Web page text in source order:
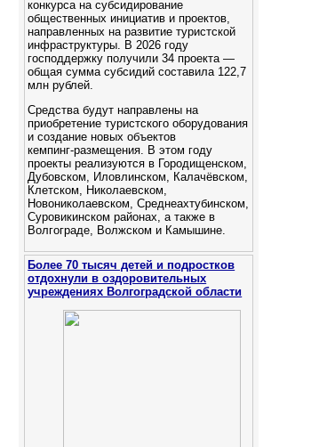
конкурса на субсидирование
общественных инициатив и проектов,
направленных на развитие туристской
инфраструктуры. В 2026 году
господдержку получили 34 проекта —
общая сумма субсидий составила 122,7
млн рублей.
Средства будут направлены на
приобретение туристского оборудования
и создание новых объектов
кемпинг‑размещения. В этом году
проекты реализуются в Городищенском,
Дубовском, Иловлинском, Калачёвском,
Клетском, Николаевском,
Новониколаевском, Среднеахтубинском,
Суровикинском районах, а также в
Волгограде, Волжском и Камышине.
Более 70 тысяч детей и подростков
отдохнули в оздоровительных
учреждениях Волгоградской области